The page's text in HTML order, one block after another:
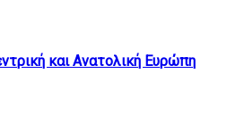
και Ανατολική Ευρώπη